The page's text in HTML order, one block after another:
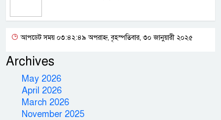
আপডেট সময় ০৩:৪২:৪৯ অপরাহ্ন, বৃহস্পতিবার, ৩০ জানুয়ারী ২০২৫
Archives
May 2026
April 2026
March 2026
November 2025